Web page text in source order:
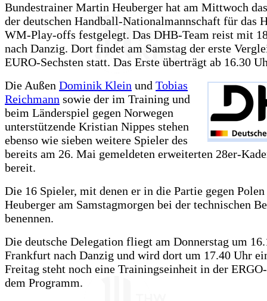
Bundestrainer Martin Heuberger hat am Mittwoch
der deutschen Handball-Nationalmannschaft für das
WM-Play-offs festgelegt. Das DHB-Team reist mit
nach Danzig. Dort findet am Samstag der erste
EURO-Sechsten statt. Das Erste überträgt ab 16.30
Die Außen Dominik Klein und Tobias
Reichmann sowie der im Training und
beim Länderspiel gegen Norwegen
unterstützende Kristian Nippes stehen
ebenso wie sieben weitere Spieler des
bereits am 26. Mai gemeldeten erweiterten 28er-
bereit.
Die 16 Spieler, mit denen er in die Partie gegen Polen
Heuberger am Samstagmorgen bei der technischen
benennen.
Die deutsche Delegation fliegt am Donnerstag um
Frankfurt nach Danzig und wird dort um 17.40 Uhr
Freitag steht noch eine Trainingseinheit in der
dem Programm.